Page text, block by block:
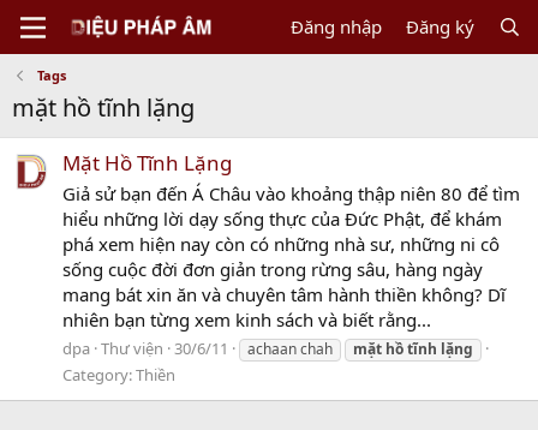
Đăng nhập Đăng ký
Tags
mặt hồ tĩnh lặng
Mặt Hồ Tĩnh Lặng
Giả sử bạn đến Á Châu vào khoảng thập niên 80 để tìm
hiểu những lời dạy sống thực của Đức Phật, để khám
phá xem hiện nay còn có những nhà sư, những ni cô
sống cuộc đời đơn giản trong rừng sâu, hàng ngày
mang bát xin ăn và chuyên tâm hành thiền không? Dĩ
nhiên bạn từng xem kinh sách và biết rằng...
dpa Thư viện 30/6/11 achaan chah mặt hồtĩnh lặng
Category:Thiền